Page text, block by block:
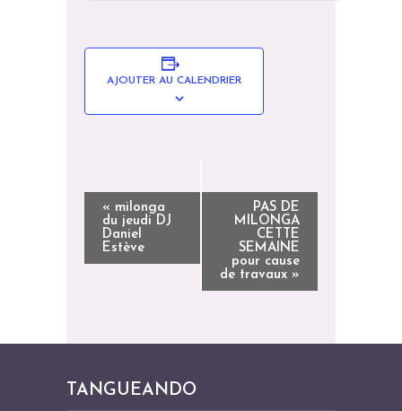
AJOUTER AU CALENDRIER
I
« milonga
du jeudi DJ
Daniel
Estève
PAS DE
MILONGA
CETTE
SEMAINE
pour cause
de travaux »
TANGUEANDO